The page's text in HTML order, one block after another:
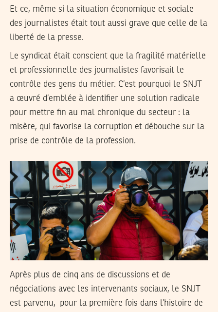
Et ce, même si la situation économique et sociale
des journalistes était tout aussi grave que celle de la
liberté de la presse.
Le syndicat était conscient que la fragilité matérielle
et professionnelle des journalistes favorisait le
contrôle des gens du métier. C’est pourquoi le SNJT
a œuvré d’emblée à identifier une solution radicale
pour mettre fin au mal chronique du secteur : la
misère, qui favorise la corruption et débouche sur la
prise de contrôle de la profession.
Après plus de cinq ans de discussions et de
négociations avec les intervenants sociaux, le SNJT
est parvenu, pour la première fois dans l’histoire de